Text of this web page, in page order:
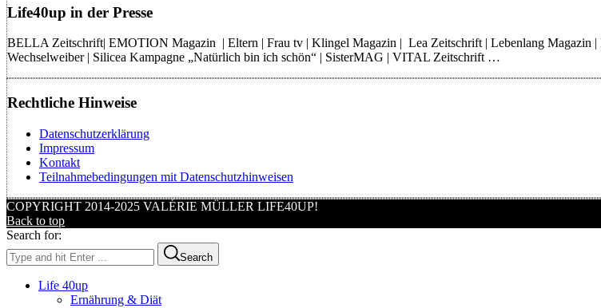
Life40up in der Presse
BELLA Zeitschrift| EMOTION Magazin | Eltern | Frau tv | Klingel Magazin | Lea Zeitschrift | Lebenlang
Wechselweiber | Silicea Kampagne „Natürlich bin ich schön“ | SisterMAG | VITAL Zeitschrift …
Rechtliche Hinweise
Datenschutzerklärung
Impressum
Kontakt
Teilnahmebedingungen mit Datenschutzhinweisen
COPYRIGHT 2014-2025 VALÉRIE MÜLLER LIFE40UP!
Back to top
Search for:
Search
Life 40up
Ernährung & Diät